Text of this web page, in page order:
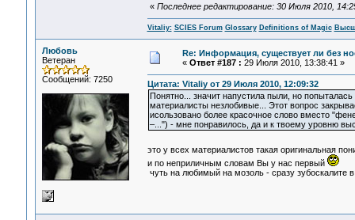
« Последнее редактирование: 30 Июля 2010,
Vitaliy: SCIES Forum Glossary Definitions of Magic
Любовь
Ветеран
Сообщений: 7250
Re: Информация, существует ли без
« Ответ #187 : 29 Июля 2010, 13:38:41 »
Цитата: Vitaliy от 29 Июля 2010, 12:09:32
Понятно... значит напустила пыли, но
материалисты незлобивые... Этот вопрос
исользовано более красочное слово вместо
–...") - мне понравилось, да и к твоему уровню
это у всех материалистов такая оригинальная
и по неприличным словам Вы у нас первый
чуть на любимый на мозоль - сразу зубоскалите